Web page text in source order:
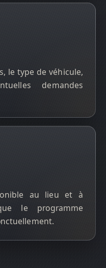
le type de véhicule,
demandes
au lieu et à
le programme